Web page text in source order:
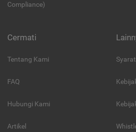
Compliance)
Cermati
Tentang Kami
FAQ
Hubungi Kami
Artikel